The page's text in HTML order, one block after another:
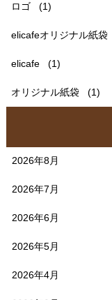
ロゴ (1)
elicafeオリジナル紙袋
elicafe (1)
オリジナル紙袋 (1)
2026年8月
2026年7月
2026年6月
2026年5月
2026年4月